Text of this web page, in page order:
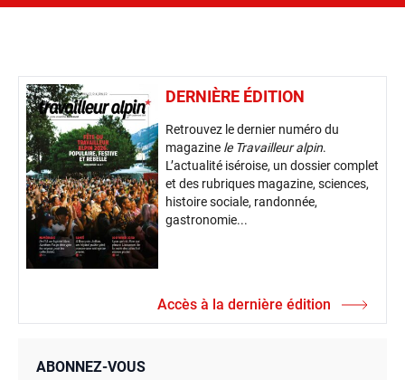
DERNIÈRE ÉDITION
Retrouvez le dernier numéro du
magazine le Travailleur alpin.
L’actualité iséroise, un dossier complet
et des rubriques magazine, sciences,
histoire sociale, randonnée,
gastronomie...
Accès à la dernière édition
ABONNEZ-VOUS